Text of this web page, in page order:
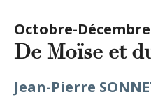
Octobre-Décembre
De Moïse et
Jean-Pierre